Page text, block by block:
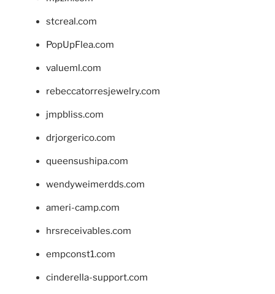
stcreal.com
PopUpFlea.com
valueml.com
rebeccatorresjewelry.com
jmpbliss.com
drjorgerico.com
queensushipa.com
wendyweimerdds.com
ameri-camp.com
hrsreceivables.com
empconst1.com
cinderella-support.com